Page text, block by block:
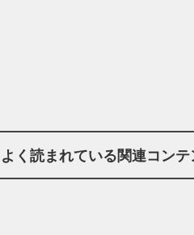
よく読まれている関連コンテ